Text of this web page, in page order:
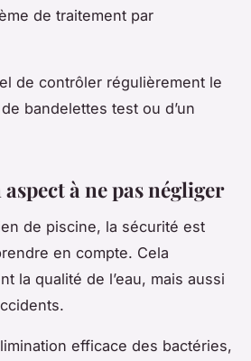
de traitement par
de contrôler régulièrement le
de bandelettes test ou d’un
à ne pas négliger
de piscine, la sécurité est
en compte. Cela
la qualité de l’eau, mais aussi
efficace des bactéries,